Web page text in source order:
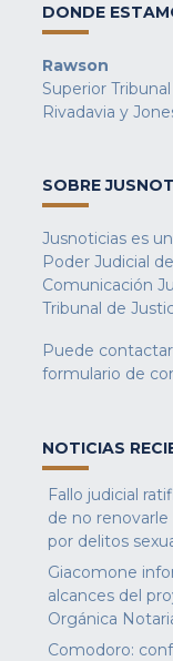
DONDE
Rawson
Superior
Rivadavia y
SOBRE
Jusnoticias es
Poder Judicial
Comunicación
Tribunal de
Puede
formulario de
NOTICIAS
Fallo judicial
de no
por delitos
Giacomone
alcances del
Orgánica
Comodoro: